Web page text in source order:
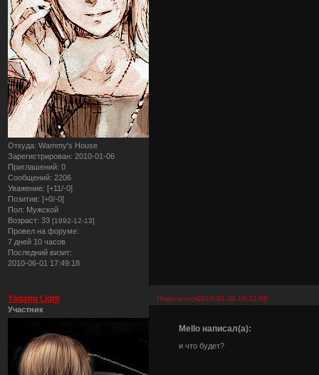
Откуда: Wammy's House
Зарегистрирован: 2010-01-06
Приглашений: 0
Сообщений: 2206
Уважение: [+11/-0]
Позитив: [+0/-0]
Пол: Мужской
Возраст: 33 [1992-12-13]
Провел на форуме:
7 дней 10 часов
Последний визит:
2010-06-01 17:49:18
Поделиться2010-01-30 18:21:58
Yagami Light
Участник
Mello написал(а):
и что будет?